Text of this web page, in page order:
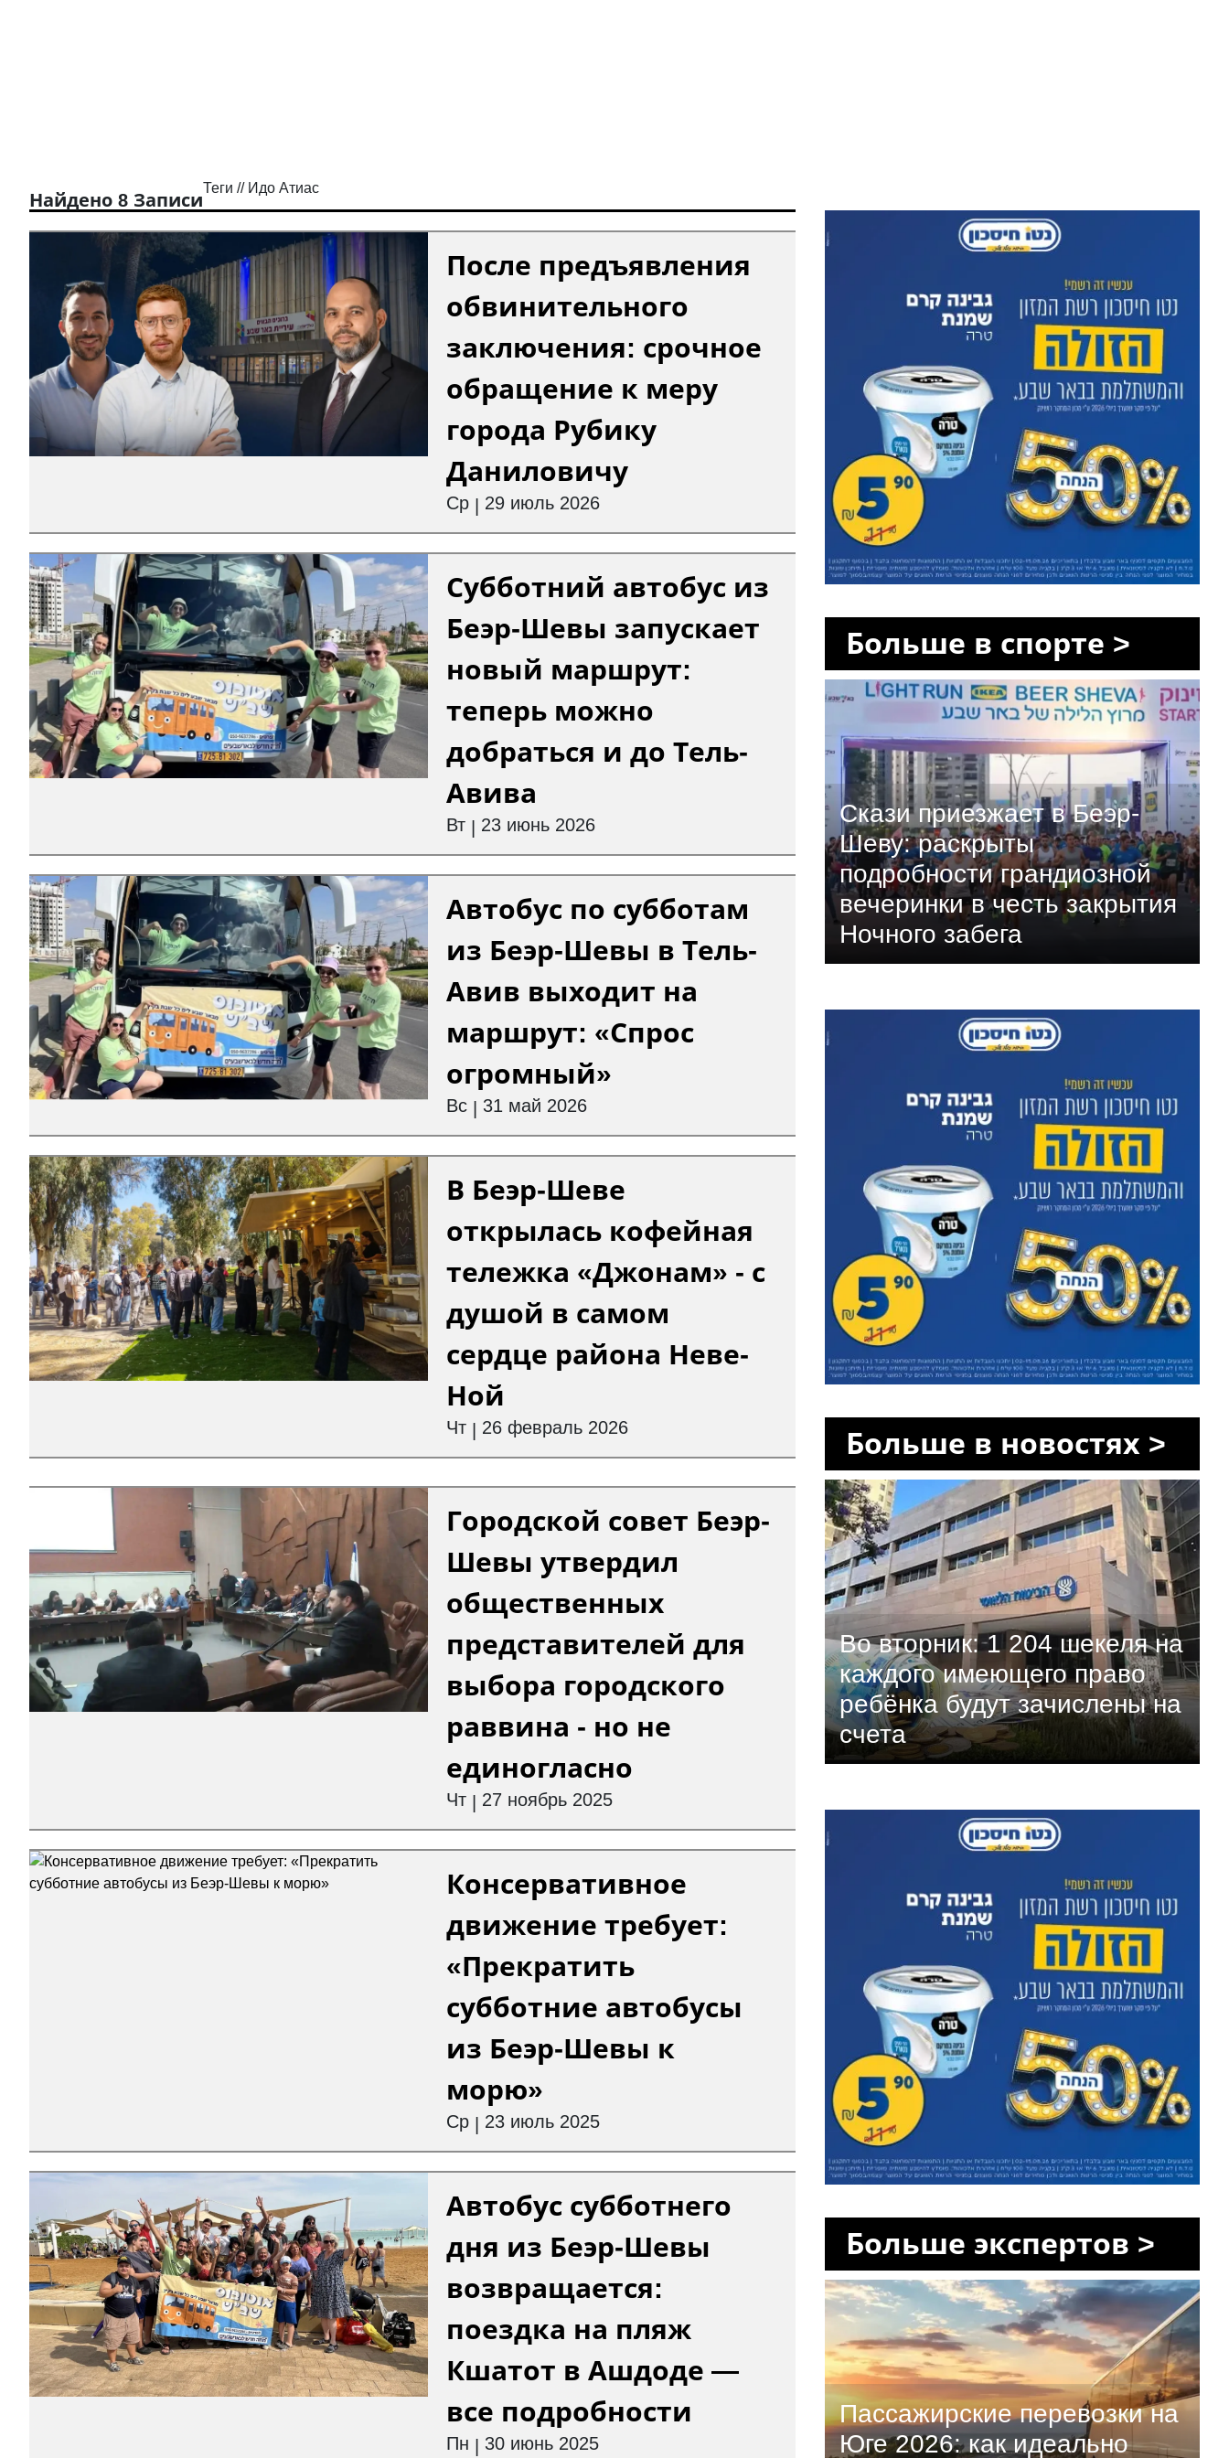
Теги // Идо Атиас
Найдено 8 Записи
После предъявления
обвинительного
заключения: срочное
обращение к меру
города Рубику
Даниловичу
Ср| 29 июль 2026
Субботний автобус из
Беэр-Шевы запускает
новый маршрут:
теперь можно
добраться и до Тель-
Авива
Вт| 23 июнь 2026
Автобус по субботам
из Беэр-Шевы в Тель-
Авив выходит на
маршрут: «Спрос
огромный»
Вс| 31 май 2026
В Беэр-Шеве
открылась кофейная
тележка «Джонам» - с
душой в самом
сердце района Неве-
Ной
Чт| 26 февраль 2026
Городской совет Беэр-
Шевы утвердил
общественных
представителей для
выбора городского
раввина - но не
единогласно
Чт| 27 ноябрь 2025
Консервативное
движение требует:
«Прекратить
субботние автобусы
из Беэр-Шевы к
морю»
Ср| 23 июль 2025
Автобус субботнего
дня из Беэр-Шевы
возвращается:
поездка на пляж
Кшатот в Ашдоде —
все подробности
Пн 30 июнь 2025
Больше в спорте >
Скази приезжает в Беэр-
Шеву: раскрыты
подробности грандиозной
вечеринки в честь закрытия
Ночного забега
Больше в новостях >
Во вторник: 1 204 шекеля на
каждого имеющего право
ребёнка будут зачислены на
счета
Больше экспертов >
Пассажирские перевозки на
Юге 2026: как идеально